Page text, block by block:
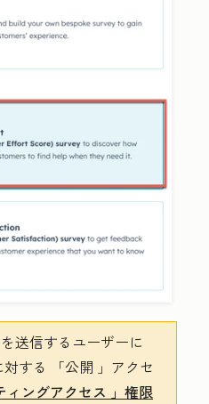
送信するユーザーに
する 「公開 」アクセ
ィングアクセス 」権限